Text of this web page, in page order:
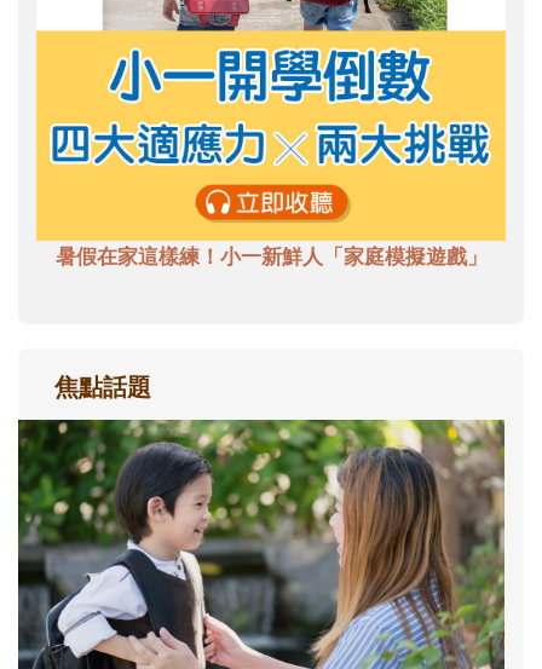
暑假在家這樣練！小一新鮮人「家庭模擬遊戲」
焦點話題